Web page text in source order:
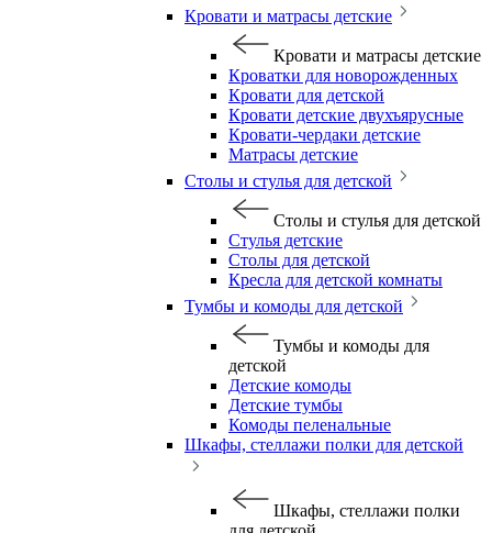
Кровати и матрасы детские
Кровати и матрасы детские
Кроватки для новорожденных
Кровати для детской
Кровати детские двухъярусные
Кровати-чердаки детские
Матрасы детские
Столы и стулья для детской
Столы и стулья для детской
Стулья детские
Столы для детской
Кресла для детской комнаты
Тумбы и комоды для детской
Тумбы и комоды для
детской
Детские комоды
Детские тумбы
Комоды пеленальные
Шкафы, стеллажи полки для детской
Шкафы, стеллажи полки